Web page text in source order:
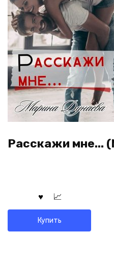
Расскажи мне...
Купить